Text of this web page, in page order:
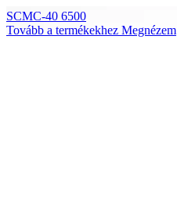
SCMC-40 6500
Tovább a termékekhez Megnézem